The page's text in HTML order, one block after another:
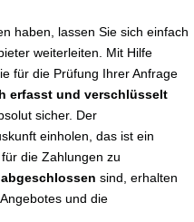
haben, lassen Sie sich einfach
weiterleiten. Mit Hilfe
für die Prüfung Ihrer Anfrage
erfasst und verschlüsselt
sicher. Der
einholen, das ist ein
die Zahlungen zu
sind, erhalten
und die